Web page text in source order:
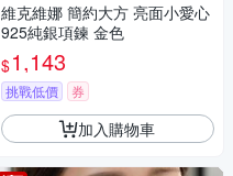
維克維娜 簡約大方 亮面小愛心
925純銀項鍊 金色
$1,143
挑戰低價 券
加入購物車